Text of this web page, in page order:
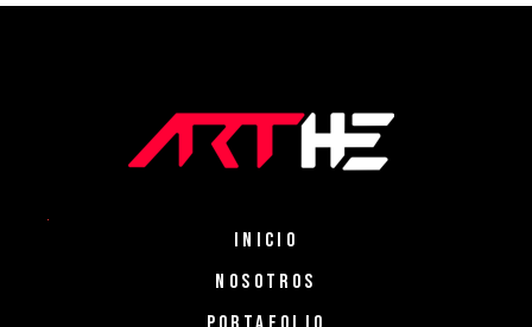
INICIO
NOSOTROS